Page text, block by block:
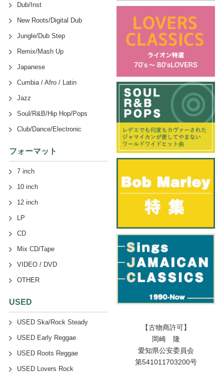
Dub/Inst
New Roots/Digital Dub
Jungle/Dub Step
Remix/Mash Up
Japanese
Cumbia / Afro / Latin
Jazz
Soul/R&B/Hip Hop/Pops
Club/Dance/Electronic
フォーマット
7 inch
10 inch
12 inch
LP
CD
Mix CD/Tape
VIDEO / DVD
OTHER
USED
USED Ska/Rock Steady
USED Early Reggae
USED Roots Reggae
USED Lovers Rock
【古物商許可】
岡崎 隆
愛知県公安委員会
第541011703200号